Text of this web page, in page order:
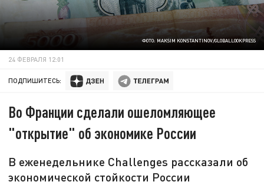
ФОТО: MAKSIM KONSTANTINOV/GLOBALLOOKPRESS
24 ФЕВРАЛЯ 12:01
ПОДПИШИТЕСЬ:
Во Франции сделали ошеломляющее
"открытие" об экономике России
В еженедельнике Challenges рассказали об
экономической стойкости России